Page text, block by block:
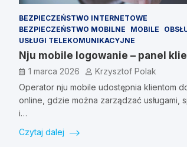
BEZPIECZEŃSTWO INTERNETOWE
BEZPIECZEŃSTWO MOBILNE
MOBILE
USŁUGI TELEKOMUNIKACYJNE
Nju mobile logowanie – panel
1 marca 2026
Krzysztof Polak
Operator nju mobile udostępnia klientom
online, gdzie można zarządzać usługami,
i…
Czytaj dalej